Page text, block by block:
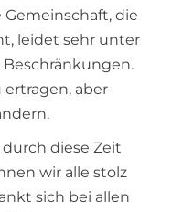
die
leidet sehr unter
ertragen, aber
diese Zeit
wir alle stolz
sich bei allen